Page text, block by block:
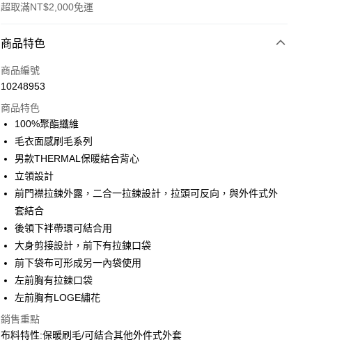
超取滿NT$2,000免運
付款方式
信用卡一次付款
3 期 0 利率 每期
合作金庫商業銀行
華南商業銀行
國泰世華商業銀行
臺灣中小企業銀行
台中商業銀行
匯豐（台灣）商業銀行
聯邦商業銀行
元大商業銀行
台新國際商業銀行
台灣樂天信用卡公司
超商取貨付款
Apple Pay
悠遊付
AFTEE先享後付
相關說明
【關於「AFTEE先享後付」】
AFTEE先享後付是「在收到商品之後才付款」的支付方式。 讓您購物簡單
便利好安心！
１．簡單：不需註冊會員、不需綁卡、不需儲值。
運送方式
商品特色
商品編號
10248953
商品特色
100%聚酯纖維
毛衣面感刷毛系列
男款THERMAL保暖結合背心
立領設計
前門襟拉鍊外露，二合一拉鍊設計，拉頭可反向，與外件式外
套結合
後領下袢帶環可結合用
大身剪接設計，前下有拉鍊口袋
前下袋布可形成另一內袋使用
左前胸有拉鍊口袋
左前胸有LOGE繡花
銷售重點
布料特性:保暖刷毛/可結合其他外件式外套